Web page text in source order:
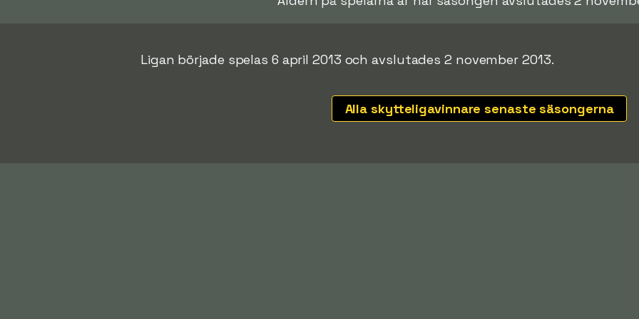
Ligan började spelas 6 april 2013 och avslutades 2 november 2013.
Alla skytteligavinnare senaste säsongerna